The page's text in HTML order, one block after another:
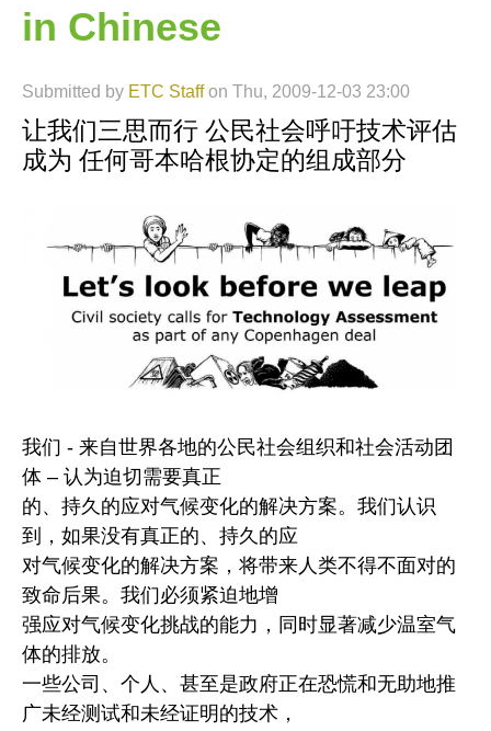
in Chinese
Submitted by ETC Staffon Thu, 2009-12-03 23:00
让我们三思而行 公民社会呼吁技术评估
成为 任何哥本哈根协定的组成部分
我们 - 来自世界各地的公民社会组织和社会活动团
体 – 认为迫切需要真正
的、持久的应对气候变化的解决方案。我们认识
到，如果没有真正的、持久的应
对气候变化的解决方案，将带来人类不得不面对的
致命后果。我们必须紧迫地增
强应对气候变化挑战的能力，同时显著减少温室气
体的排放。
一些公司、个人、甚至是政府正在恐慌和无助地推
广未经测试和未经证明的技术，